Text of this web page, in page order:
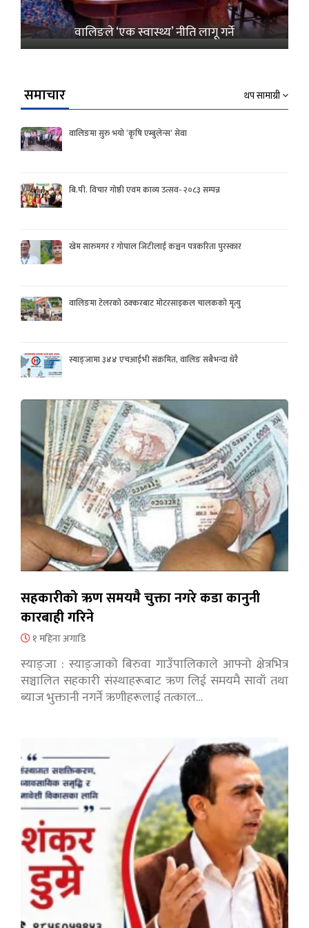
वालिङले ‘एक स्वास्थ्य’ नीति लागू गर्ने
समाचार थप सामाग्री
वालिङमा सुरु भयो ‘कृषि एम्बुलेन्स’ सेवा
बि.पी. विचार गोष्ठी एवम काव्य उत्सव- २०८३ सम्पन्न
खेम सारुमगर र गोपाल जिटीलाई कञ्चन पत्रकरिता पुरस्कार
वालिङमा टेलरको ठक्करबाट मोटरसाइकल चालकको मृत्यु
स्याङ्जामा ३४४ एचआईभी संक्रमित, वालिङ सबैभन्दा धेरै
सहकारीको ऋण समयमै चुक्ता नगरे कडा कानुनी
कारबाही गरिने
१ महिना अगाडि
स्याङ्जा : स्याङ्जाको बिरुवा गाउँपालिकाले आफ्नो क्षेत्रभित्र
सञ्चालित सहकारी संस्थाहरूबाट ऋण लिई समयमै सावाँ तथा
ब्याज भुक्तानी नगर्ने ऋणीहरूलाई तत्काल…